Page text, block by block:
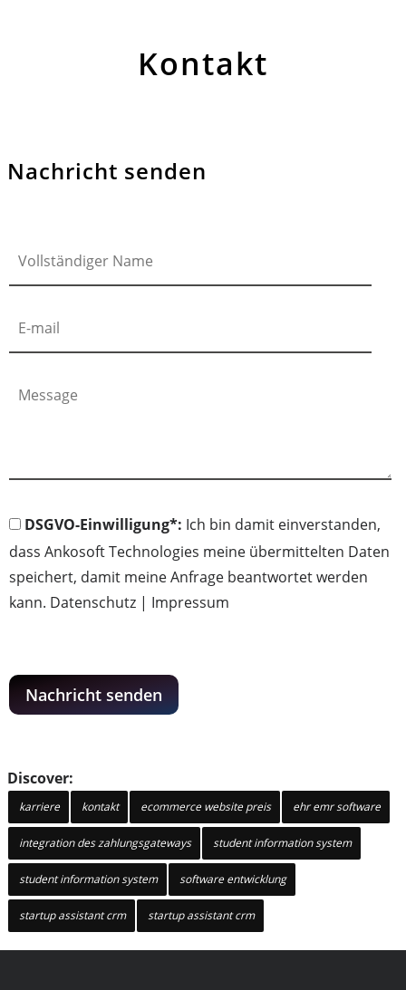
Kontakt
Nachricht senden
DSGVO-Einwilligung*: Ich bin damit einverstanden,
dass Ankosoft Technologies meine übermittelten Daten
speichert, damit meine Anfrage beantwortet werden
kann. Datenschutz | Impressum
Nachricht senden
Discover:
karriere kontakt ecommerce website preis ehr emr software
integration des zahlungsgateways student information system
student information system software entwicklung
startup assistant crm startup assistant crm